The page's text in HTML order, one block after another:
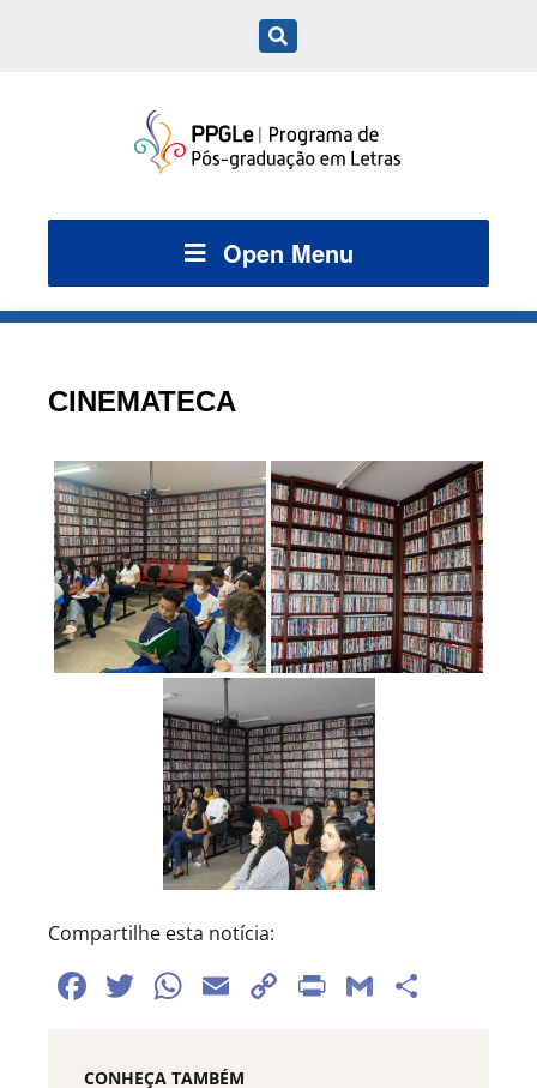
Open Menu
CINEMATECA
Compartilhe esta notícia:
Facebook
Twitter
WhatsApp
EmailCopyPrintGmail
CONHEÇA TAMBÉM